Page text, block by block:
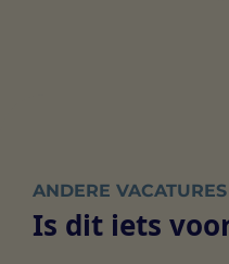
ANDERE VACATURES
Is dit iets